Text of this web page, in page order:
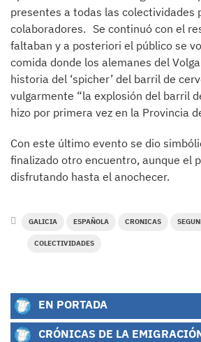
presentes a todas las colectividades
colaboradores. Se continuó con el
faltaban y a posteriori el público se
comida donde los alemanes del
historia del ‘spicher’ del barril de
vulgarmente “la explosión del barril
hizo por primera vez en la Provincia
Con este último evento se dio
finalizado otro encuentro, aunque el
disfrutando hasta el anochecer.
GALICIA ESPAÑOLA CRONICAS
COLECTIVIDADES
EN PORTADA
CRÓNICAS DE LA